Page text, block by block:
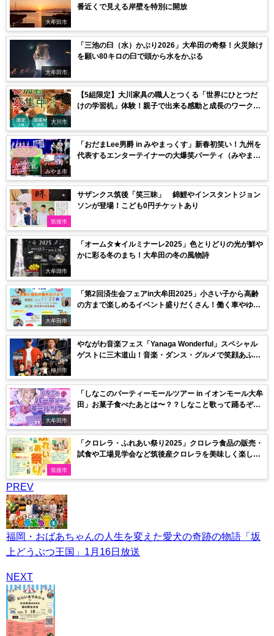
大牟田市
番近くで見える岸壁を特別に開放
大牟田市
「三池の臼（水）かぶり2026」大牟田の奇祭！火災除け
を願い80キロの臼で頭から水をかぶる
大川市
【5組限定】大川家具の職人とつくる「世界にひとつだ
けの学習机」体験！親子で出来る感動と成長のワークシ
みやま市
「おだまLee男爵 in みやまっくす」新春初笑い！九州を
代表するエンターテイナーの大爆笑パーティ（みやま
筑後市
サザンクス筑後「笑三昧」 錦鯉やインスタントジョン
ソンが登場！こども0円チケットあり
大牟田市
「オームタ★イルミナーレ2025」色とりどりの光が鮮や
かに彩る冬のまち！大牟田の冬の風物詩
大牟田市
「第2回済生会フェアin大牟田2025」小さい子から高齢
の方まで楽しめるイベント盛りだくさん！働く車やゆる
柳川市
やながわ音楽フェス「Yanaga Wonderful」スペシャル
ゲストに三木道山！音楽・ダンス・グルメで笑顔あふれ
大牟田市
「しなこのパーティーモールツアー in イオンモール大牟
田」お菓子食べたあとは〜？？しなこと歌って踊るぞ
筑後市
「クロレラ・ふれあい祭り2025」クロレラ食品の販売・
試食や工場見学会など筑後産クロレラを美味しく楽しく
PREV
福岡・おばあちゃんの人生を変えた愛犬の奇跡の物語「坂
上どうぶつ王国」1月16日放送
NEXT